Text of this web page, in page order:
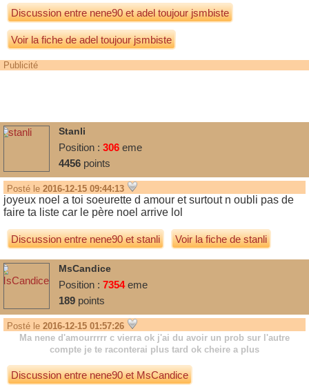
Discussion entrenene90etadel toujour jsmbiste
Voir la fiche de adel toujour jsmbiste
Publicité
Stanli
Position : 306 eme
4456 points
Posté le 2016-12-15 09:44:13
joyeux noel a toi soeurette d amour et surtout n oubli pas de
faire ta liste car le père noel arrive lol
Discussion entrenene90etstanli Voir la fiche de stanli
MsCandice
Position : 7354eme
189 points
Posté le 2016-12-15 01:57:26
Ma nene d'amourrrrr c vierra ok j'ai du avoir un prob sur l'autre
compte je te raconterai plus tard ok cheire a plus
Discussion entrenene90etMsCandice